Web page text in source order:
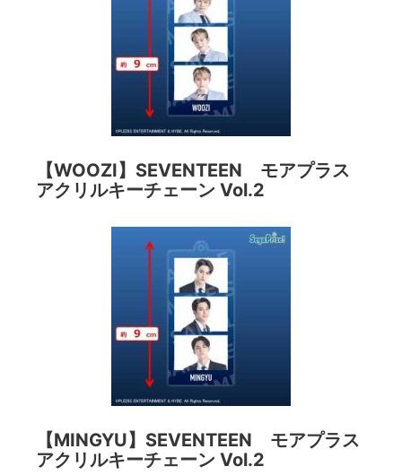
【WOOZI】SEVENTEEN モアプラス
アクリルキーチェーン Vol.2
【MINGYU】SEVENTEEN モアプラス
アクリルキーチェーン Vol.2